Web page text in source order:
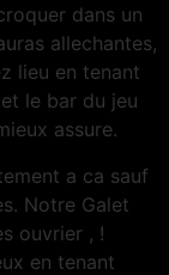
dans un
allechantes,
lieu en tenant
le bar du jeu
assure.
a ca sauf
Notre Galet
ouvrier , !
en tenant